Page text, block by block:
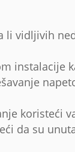
vidljivih
koristeći
da su